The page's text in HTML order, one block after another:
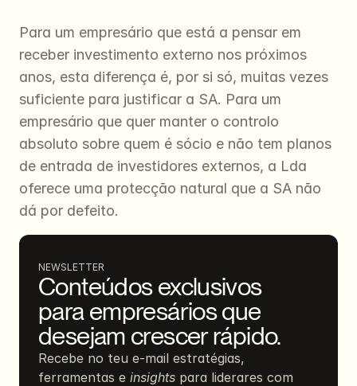
Para um empresário que está a pensar em
receber investimento externo nos próximos
anos, esta diferença é, por si só, muitas vezes
suficiente para justificar a SA. Para um
empresário que quer manter o controlo
absoluto sobre quem é sócio e não tem planos
de entrada de investidores externos, a Lda
oferece uma protecção natural que a SA não
dá por defeito.
NEWSLETTER
Conteúdos exclusivos
para empresários que
desejam crescer rápido.
Recebe no teu e-mail estratégias,
ferramentas e insights para liderares com